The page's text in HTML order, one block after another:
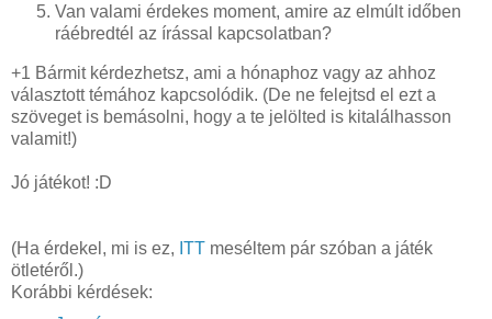
Van valami érdekes moment, amire az elmúlt időben
ráébredtél az írással kapcsolatban?
+1 Bármit kérdezhetsz, ami a hónaphoz vagy az ahhoz
választott témához kapcsolódik. (De ne felejtsd el ezt a
szöveget is bemásolni, hogy a te jelölted is kitalálhasson
valamit!)
Jó játékot! :D
(Ha érdekel, mi is ez, ITT meséltem pár szóban a játék
ötletéről.)
Korábbi kérdések: